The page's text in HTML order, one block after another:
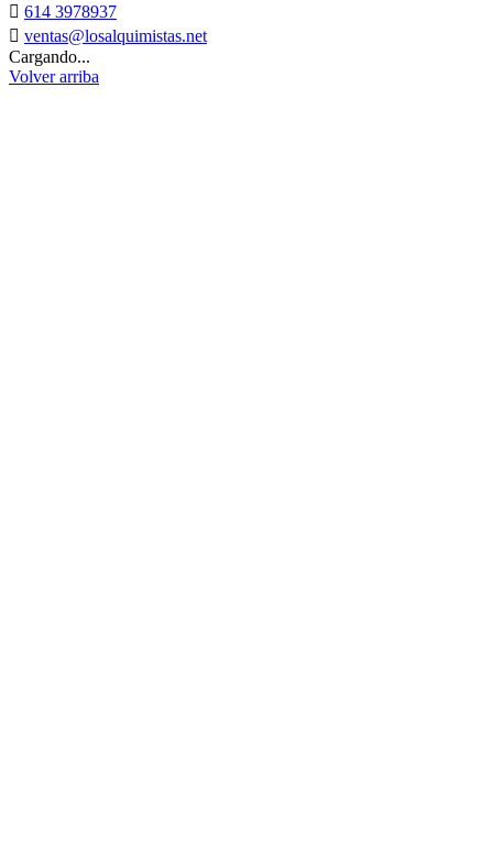
 614 3978937
 ventas@losalquimistas.net
Cargando...
Volver arriba